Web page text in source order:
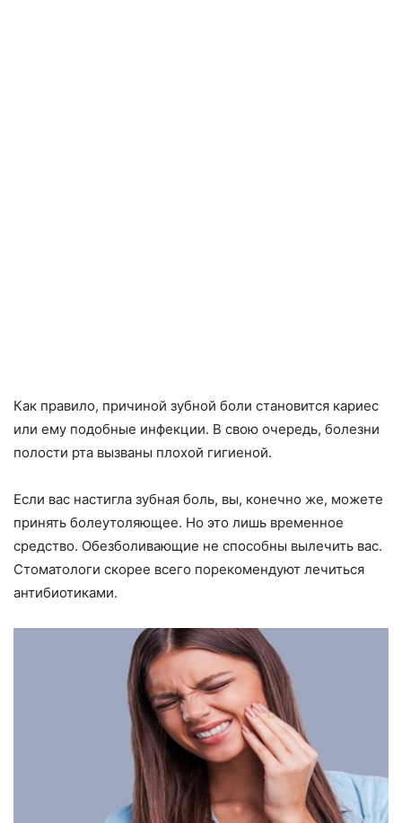
Как правило, причиной зубной боли становится кариес
или ему подобные инфекции. В свою очередь, болезни
полости рта вызваны плохой гигиеной.
Если вас настигла зубная боль, вы, конечно же, можете
принять болеутоляющее. Но это лишь временное
средство. Обезболивающие не способны вылечить вас.
Стоматологи скорее всего порекомендуют лечиться
антибиотиками.